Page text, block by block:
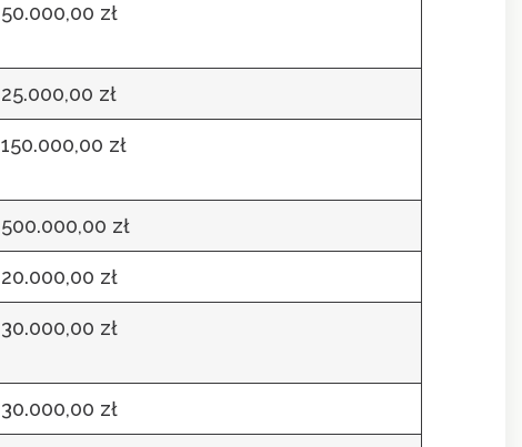
50.000,00 zł
25.000,00 zł
150.000,00 zł
500.000,00 zł
20.000,00 zł
30.000,00 zł
30.000,00 zł